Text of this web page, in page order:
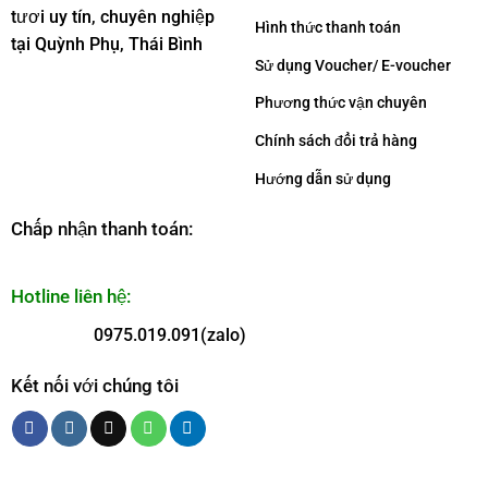
tươi uy tín, chuyên nghiệp
tại Quỳnh Phụ, Thái Bình
Hình thức thanh toán
Sử dụng Voucher/ E-voucher
Phương thức vận chuyên
Chính sách đổi trả hàng
Hướng dẫn sử dụng
Chấp nhận thanh toán:
Hotline liên hệ:
0975.019.091(zalo)
Kết nối với chúng tôi